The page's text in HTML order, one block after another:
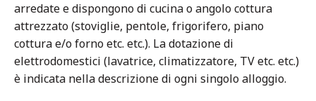
arredate e dispongono di cucina o angolo cottura
attrezzato (stoviglie, pentole, frigorifero, piano
cottura e/o forno etc. etc.). La dotazione di
elettrodomestici (lavatrice, climatizzatore, TV etc. etc.)
è indicata nella descrizione di ogni singolo alloggio.